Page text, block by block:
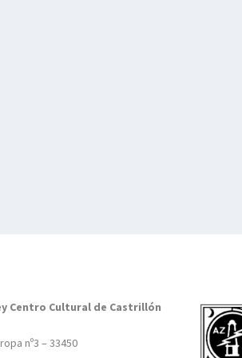
Centro Cultural de Castrillón
nº3 – 33450